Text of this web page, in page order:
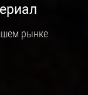
рынке